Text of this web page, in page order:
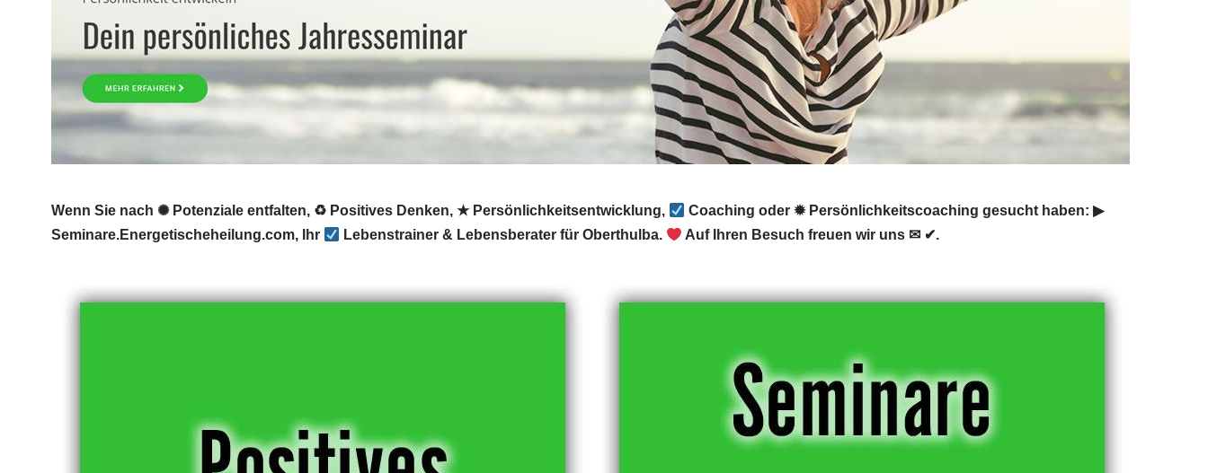
Wenn Sie nach ✺ Potenziale entfalten, ♻ Positives Denken, ★ Persönlichkeitsentwicklung,
Coaching oder ✹ Persönlichkeitscoaching gesucht haben: ▶︎
Seminare.Energetischeheilung.com, Ihr
Lebenstrainer & Lebensberater für Oberthulba. Auf Ihren Besuch freuen wir uns ✉ ✔.